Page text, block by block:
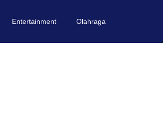
Entertainment Olahraga